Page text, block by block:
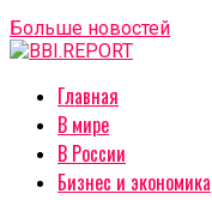
Больше новостей
Главная
В мире
В России
Бизнес и экономика